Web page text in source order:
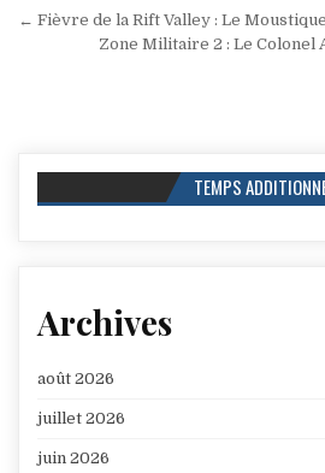
Navigation
← Fièvre de la Rift Valley : Le
Zone Militaire 2 : Le Colonel
TEMPS
Archives
août 2026
juillet 2026
juin 2026